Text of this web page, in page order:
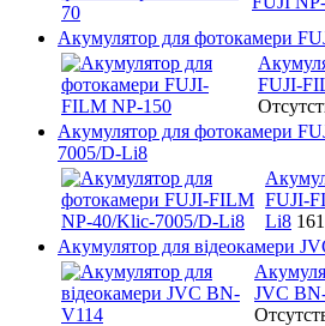
Акумулятор для фотокамери
FUJI-
Акумулятор для фотокамери
7005/D-Li8
FUJI-
Li8
Акумулятор для відеокамери
JVC